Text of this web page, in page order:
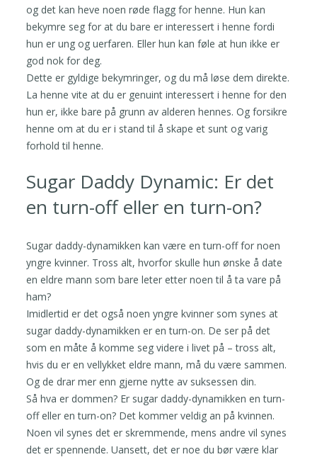
og det kan heve noen røde flagg for henne. Hun kan
bekymre seg for at du bare er interessert i henne fordi
hun er ung og uerfaren. Eller hun kan føle at hun ikke er
god nok for deg.
Dette er gyldige bekymringer, og du må løse dem direkte.
La henne vite at du er genuint interessert i henne for den
hun er, ikke bare på grunn av alderen hennes. Og forsikre
henne om at du er i stand til å skape et sunt og varig
forhold til henne.
Sugar Daddy Dynamic: Er det
en turn-off eller en turn-on?
Sugar daddy-dynamikken kan være en turn-off for noen
yngre kvinner. Tross alt, hvorfor skulle hun ønske å date
en eldre mann som bare leter etter noen til å ta vare på
ham?
Imidlertid er det også noen yngre kvinner som synes at
sugar daddy-dynamikken er en turn-on. De ser på det
som en måte å komme seg videre i livet på – tross alt,
hvis du er en vellykket eldre mann, må du være sammen.
Og de drar mer enn gjerne nytte av suksessen din.
Så hva er dommen? Er sugar daddy-dynamikken en turn-
off eller en turn-on? Det kommer veldig an på kvinnen.
Noen vil synes det er skremmende, mens andre vil synes
det er spennende. Uansett, det er noe du bør være klar